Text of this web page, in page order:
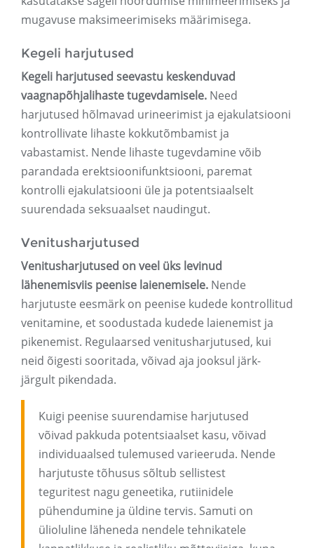
mugavuse maksimeerimiseks määrimisega.
Kegeli harjutused
Kegeli harjutused seevastu keskenduvad
vaagnapõhjalihaste tugevdamisele. Need
harjutused hõlmavad urineerimist ja ejakulatsiooni
kontrollivate lihaste kokkutõmbamist ja
vabastamist. Nende lihaste tugevdamine võib
parandada erektsioonifunktsiooni, paremat
kontrolli ejakulatsiooni üle ja potentsiaalselt
suurendada seksuaalset naudingut.
Venitusharjutused
Venitusharjutused on veel üks levinud
lähenemisviis peenise laienemisele. Nende
harjutuste eesmärk on peenise kudede kontrollitud
venitamine, et soodustada kudede laienemist ja
pikenemist. Regulaarsed venitusharjutused, kui
neid õigesti sooritada, võivad aja jooksul järk-
järgult pikendada.
Kuigi peenise suurendamise harjutused
võivad pakkuda potentsiaalset kasu, võivad
individuaalsed tulemused varieeruda. Nende
harjutuste tõhusus sõltub sellistest
teguritest nagu geneetika, rutiinidele
pühendumine ja üldine tervis. Samuti on
ülioluline läheneda nendele tehnikatele